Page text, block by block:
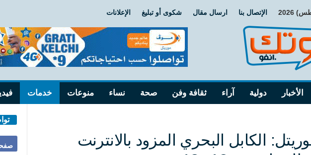
الإتصال بنا ارسال مقال شكوى أو تبليغ الإعلانات
الأخبار دولية آراء ثقافة وفن صحة نساء منوعات خدمات
الكابل البحري المزود بالانترنت